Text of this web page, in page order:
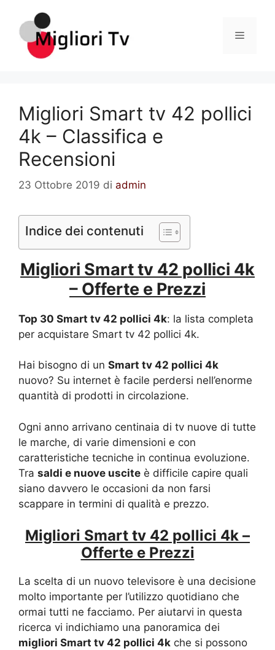
contenuto
Menu
Migliori Smart tv 42 pollici
4k – Classifica e
Recensioni
23 Ottobre 2019 di admin
Indice dei contenuti
Migliori Smart tv 42 pollici 4k
– Offerte e Prezzi
Top 30 Smart tv 42 pollici 4k: la lista completa
per acquistare Smart tv 42 pollici 4k.
Hai bisogno di un Smart tv 42 pollici 4k
nuovo? Su internet è facile perdersi nell’enorme
quantità di prodotti in circolazione.
Ogni anno arrivano centinaia di tv nuove di tutte
le marche, di varie dimensioni e con
caratteristiche tecniche in continua evoluzione.
Tra saldi e nuove uscite è difficile capire quali
siano davvero le occasioni da non farsi
scappare in termini di qualità e prezzo.
Migliori Smart tv 42 pollici 4k –
Offerte e Prezzi
La scelta di un nuovo televisore è una decisione
molto importante per l’utilizzo quotidiano che
ormai tutti ne facciamo. Per aiutarvi in questa
ricerca vi indichiamo una panoramica dei
migliori Smart tv 42 pollici 4k che si possono